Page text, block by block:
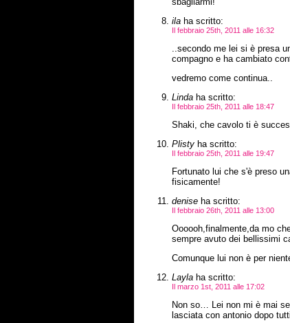
ilaha scritto:
Il febbraio 25th, 2011 alle 16:32
..secondo me lei si è presa
compagno e ha cambiato
vedremo come continua..
Lindaha scritto:
Il febbraio 25th, 2011 alle 18:47
Shaki, che cavolo ti è
Plistyha scritto:
Il febbraio 25th, 2011 alle 19:47
Fortunato lui che s'è preso
fisicamente!
deniseha scritto:
Il febbraio 26th, 2011 alle 13:00
Oooooh,finalmente,da mo
sempre avuto dei bellissimi
Comunque lui non è per
Laylaha scritto:
Il marzo 1st, 2011 alle 17:02
Non so… Lei non mi è mai
lasciata con antonio dopo